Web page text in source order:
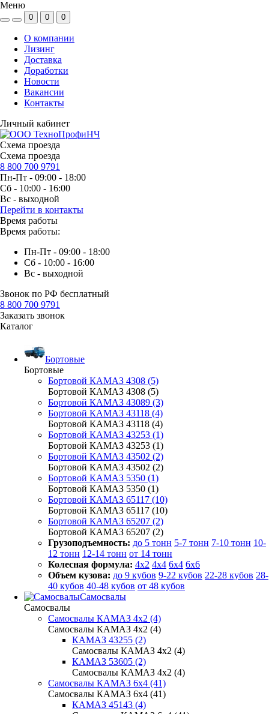
Меню
0 0 0
О компании
Лизинг
Доставка
Доработки
Новости
Вакансии
Контакты
Личный кабинет
Схема проезда
Схема проезда
8 800 700 9791
Пн-Пт - 09:00 - 18:00
Сб - 10:00 - 16:00
Вс - выходной
Перейти в контакты
Время работы
Время работы:
Пн-Пт - 09:00 - 18:00
Сб - 10:00 - 16:00
Вс - выходной
Звонок по РФ бесплатный
8 800 700 9791
Заказать звонок
Каталог
Бортовые
Бортовые
Бортовой КАМАЗ 4308 (5)
Бортовой КАМАЗ 4308 (5)
Бортовой КАМАЗ 43089 (3)
Бортовой КАМАЗ 43118 (4)
Бортовой КАМАЗ 43118 (4)
Бортовой КАМАЗ 43253 (1)
Бортовой КАМАЗ 43253 (1)
Бортовой КАМАЗ 43502 (2)
Бортовой КАМАЗ 43502 (2)
Бортовой КАМАЗ 5350 (1)
Бортовой КАМАЗ 5350 (1)
Бортовой КАМАЗ 65117 (10)
Бортовой КАМАЗ 65117 (10)
Бортовой КАМАЗ 65207 (2)
Бортовой КАМАЗ 65207 (2)
Грузоподъемность: до 5 тонн 5-7 тонн 7-10 тонн 10-
12 тонн 12-14 тонн от 14 тонн
Колесная формула: 4x2 4x4 6x4 6x6
Объем кузова: до 9 кубов 9-22 кубов 22-28 кубов 28-
40 кубов 40-48 кубов от 48 кубов
Самосвалы
Самосвалы
Самосвалы КАМАЗ 4х2 (4)
Самосвалы КАМАЗ 4х2 (4)
КАМАЗ 43255 (2)
Самосвалы КАМАЗ 4х2 (4)
КАМАЗ 53605 (2)
Самосвалы КАМАЗ 4х2 (4)
Самосвалы КАМАЗ 6х4 (41)
Самосвалы КАМАЗ 6х4 (41)
КАМАЗ 45143 (4)